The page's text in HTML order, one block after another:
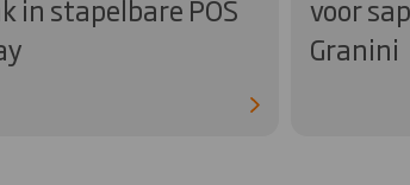
in stapelbare POS
voor
Granini